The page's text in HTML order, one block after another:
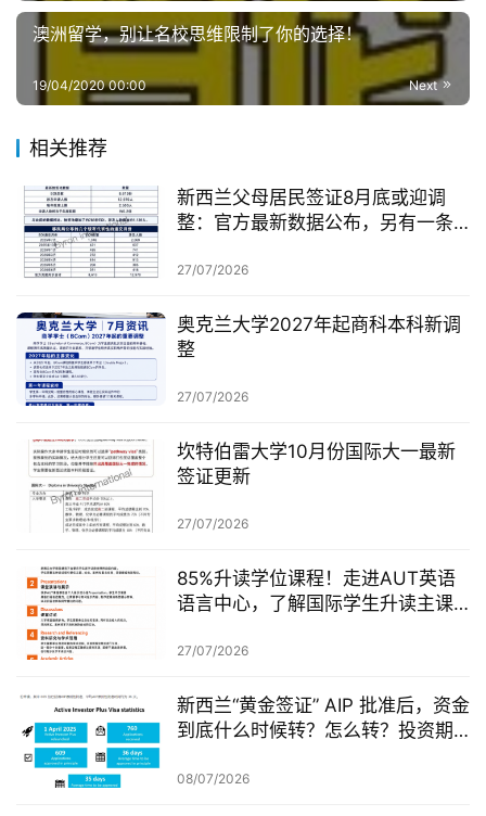
澳洲留学，别让名校思维限制了你的选择！
Next
19/04/2020 00:00
相关推荐
新西兰父母居民签证8月底或迎调
整：官方最新数据公布，另有一条
27/07/2026
奥克兰大学2027年起商科本科新调
整
27/07/2026
坎特伯雷大学10月份国际大一最新
签证更新
27/07/2026
85%升读学位课程！走进AUT英语
语言中心，了解国际学生升读主课
27/07/2026
新西兰“黄金签证” AIP 批准后，资金
到底什么时候转？怎么转？投资期
08/07/2026